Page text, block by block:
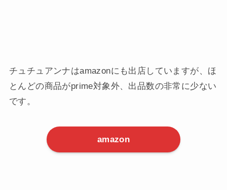
チュチュアンナはamazonにも出店していますが、ほ
とんどの商品がprime対象外、出品数の非常に少ない
です。
amazon